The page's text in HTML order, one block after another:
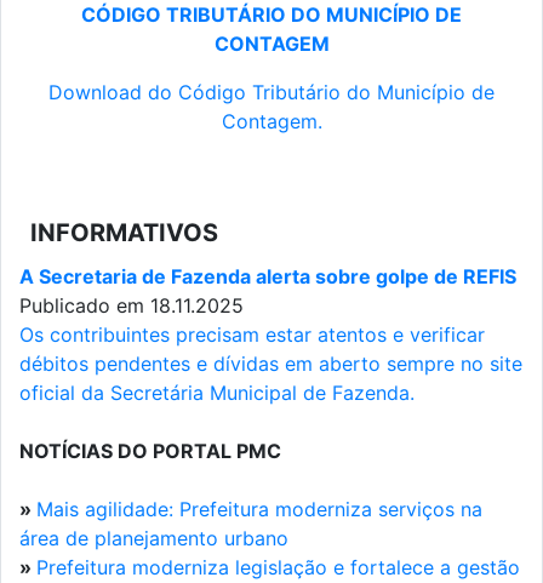
CÓDIGO TRIBUTÁRIO DO MUNICÍPIO DE
CONTAGEM
Download do Código Tributário do Município de
Contagem.
INFORMATIVOS
A Secretaria de Fazenda alerta sobre golpe de REFIS
Publicado em 18.11.2025
Os contribuintes precisam estar atentos e verificar
débitos pendentes e dívidas em aberto sempre no site
oficial da Secretária Municipal de Fazenda.
NOTÍCIAS DO PORTAL PMC
» Mais agilidade: Prefeitura moderniza serviços na
área de planejamento urbano
» Prefeitura moderniza legislação e fortalece a gestão